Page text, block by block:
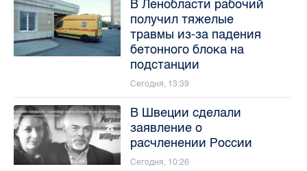
В Ленобласти рабочий
получил тяжелые
травмы из-за падения
бетонного блока на
подстанции
Сегодня, 13:39
В Швеции сделали
заявление о
расчленении России
Сегодня, 10:26